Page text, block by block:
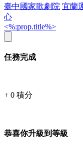
臺中國家歌劇院 宜蘭
心
<%:prop.title%>
任務完成
+ 0 積分
恭喜你升級到等級